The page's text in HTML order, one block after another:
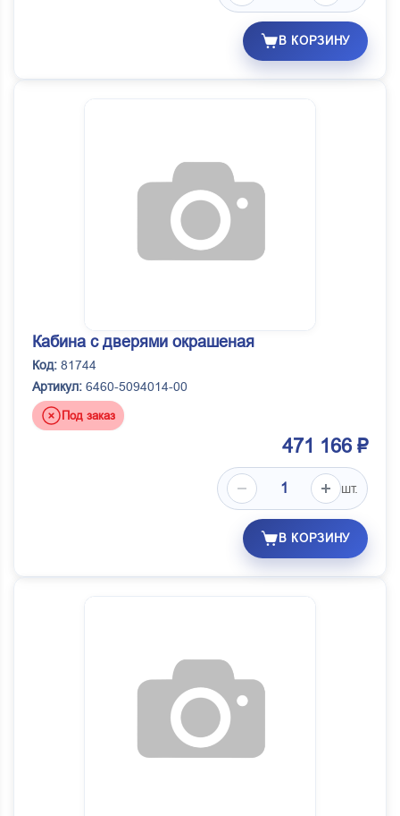
В КОРЗИНУ
Кабина с дверями окрашеная
Код: 81744
Артикул: 6460-5094014-00
Под заказ
471 166 ₽
шт.
В КОРЗИНУ